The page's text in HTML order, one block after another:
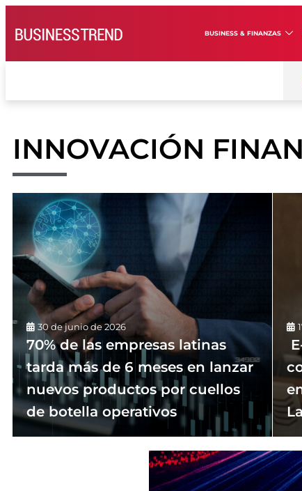
BUSINESS & FINANZAS
INNOVACIÓN
30 de junio de 2026
70% de las empresas latinas
tarda más de 6 meses en lanzar
nuevos productos por cuellos
de botella operativos